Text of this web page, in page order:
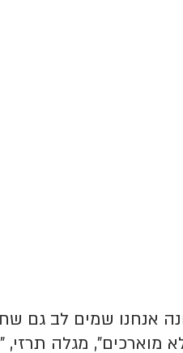
אנחנו שמים לב גם
מוארכים", מגלה תרזי,